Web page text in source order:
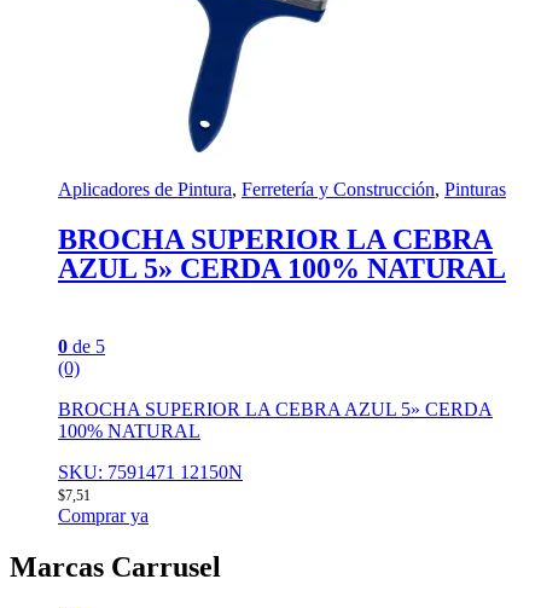
Aplicadores de Pintura, Ferretería y Construcción, Pinturas
BROCHA SUPERIOR LA CEBRA
AZUL 5» CERDA 100% NATURAL
0 de 5
(0)
BROCHA SUPERIOR LA CEBRA AZUL 5» CERDA
100% NATURAL
SKU: 7591471 12150N
$7,51
Comprar ya
Marcas Carrusel